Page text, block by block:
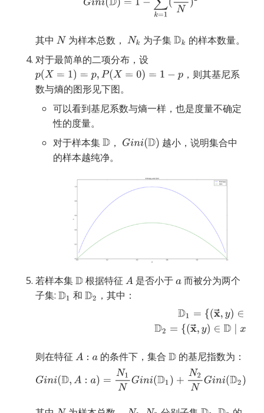
其中 为样本总数， 为子集
的样本数量。
对于最简单的二项分布，设
，则其基尼系
数与熵的图形见下图。
可以看到基尼系数与熵一样，也是度量不确定
性的度量。
对于样本集
，
越小，说明集合中
的样本越纯净。
若样本集 根据特征 是否小于 而被分为两个
子集:
和 ，其中：
则在特征 的条件下，集合 的基尼指数为：